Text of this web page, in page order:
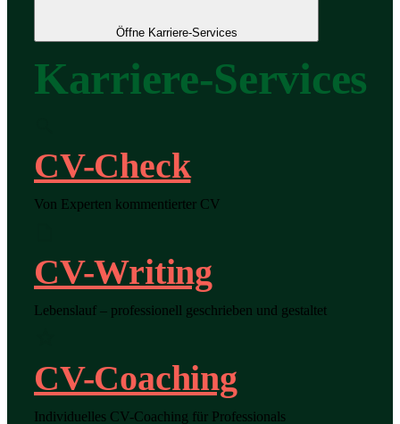
Öffne Karriere-Services
Karriere-Services
CV-Check
Von Experten kommentierter CV
CV-Writing
Lebenslauf – professionell geschrieben und gestaltet
CV-Coaching
Individuelles CV-Coaching für Professionals